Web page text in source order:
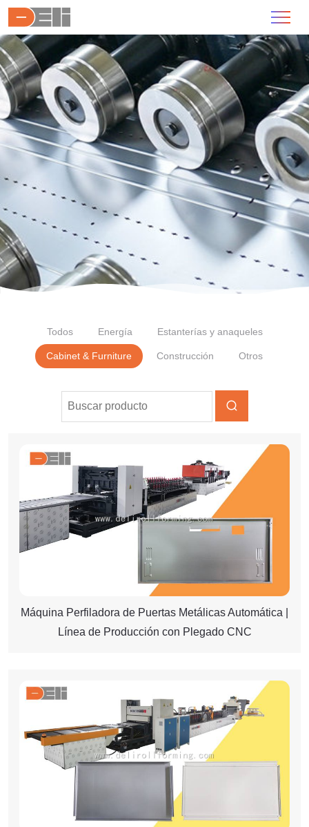
Todos Energía Estanterías y anaqueles
Cabinet & Furniture Construcción Otros
Máquina Perfiladora de Puertas Metálicas Automática |
Línea de Producción con Plegado CNC